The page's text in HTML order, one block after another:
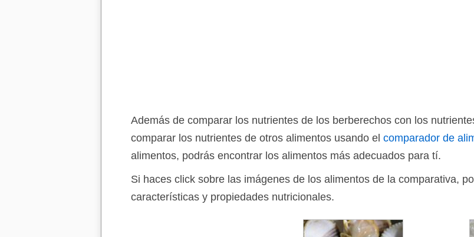
Además de comparar los nutrientes de los berberechos con los
comparar los nutrientes de otros alimentos usando el comparador de
alimentos, podrás encontrar los alimentos más adecuados para tí.
Si haces click sobre las imágenes de los alimentos de la comparativa,
características y propiedades nutricionales.